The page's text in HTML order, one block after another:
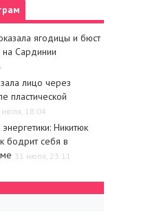
ягодицы и бюст
на Сардинии
лицо через
пластической
июля, 18:04
Никитюк
бодрит себя в
31 июля, 23:11